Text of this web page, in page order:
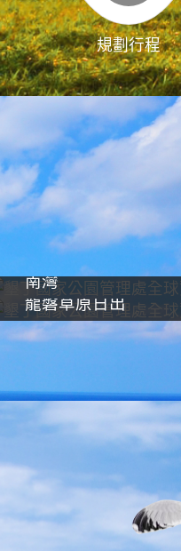
規劃行程
南灣
龍磐草原日出